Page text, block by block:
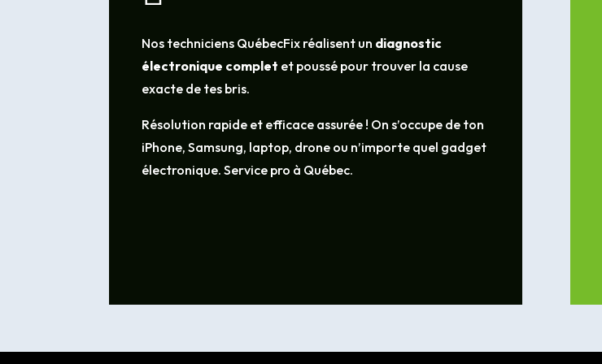
Nos techniciens QuébecFix réalisent un diagnostic
électronique complet et poussé pour trouver la cause
exacte de tes bris.
Résolution rapide et efficace assurée ! On s’occupe de ton
iPhone, Samsung, laptop, drone ou n’importe quel gadget
électronique. Service pro à Québec.